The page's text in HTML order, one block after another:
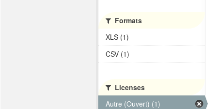
Formats
XLS (1)
CSV (1)
Licenses
Autre (Ouvert) (1)